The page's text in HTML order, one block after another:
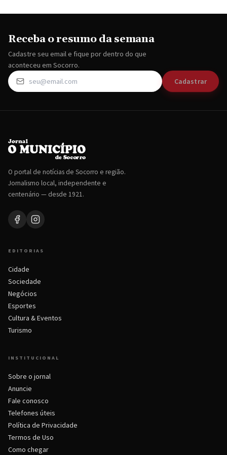
Receba o resumo da semana
Cadastre seu email e fique por dentro do que
aconteceu em Socorro.
Cadastrar
O portal de notícias de Socorro e região.
Jornalismo local, independente e
centenário — desde 1921.
EDITORIAS
Cidade
Sociedade
Negócios
Esportes
Cultura & Eventos
Turismo
INSTITUCIONAL
Sobre o jornal
Anuncie
Fale conosco
Telefones úteis
Política de Privacidade
Termos de Uso
Como chegar